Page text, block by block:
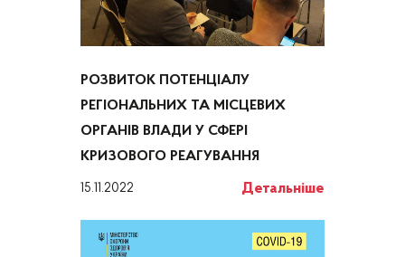
РОЗВИТОК ПОТЕНЦІАЛУ
РЕГІОНАЛЬНИХ ТА МІСЦЕВИХ
ОРГАНІВ ВЛАДИ У СФЕРІ
КРИЗОВОГО РЕАГУВАННЯ
15.11.2022 Детальніше